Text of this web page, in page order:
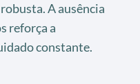
A ausência
reforça a
constante.